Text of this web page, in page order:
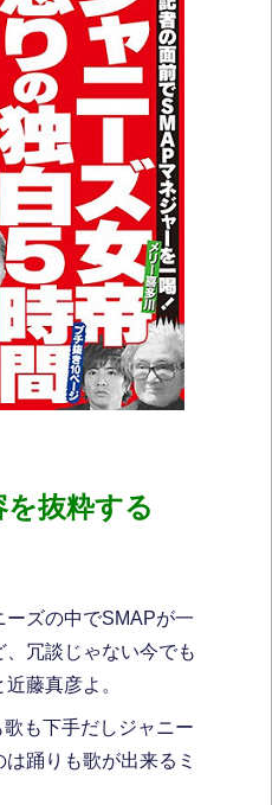
抜粋する
ーズの中でSMAPが一
冗談じゃない今でも
藤真彦よ。
も下手だしジャニー
踊りも歌が出来るミ